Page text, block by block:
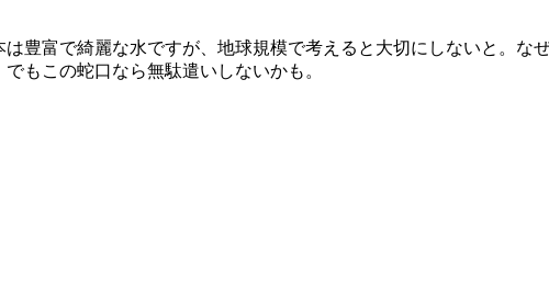
豊富で綺麗な水ですが、地球規模で考えると大切にしないと。な
もこの蛇口なら無駄遣いしないかも。